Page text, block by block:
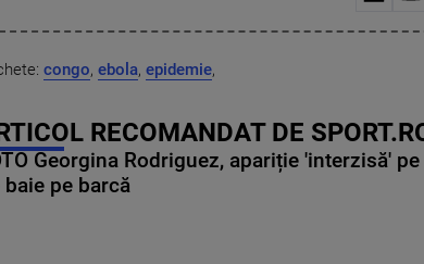
congo, ebola, epidemie,
RECOMANDAT DE
Georgina Rodriguez, apariție 'interzisă'
baie pe barcă